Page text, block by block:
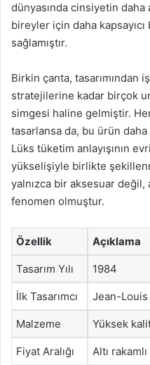
dünyasında cinsiyetin
bireyler için daha
sağlamıştır.
Birkin çanta, tasarımından
stratejilerine kadar birçok
simgesi haline gelmiştir.
tasarlansa da, bu ürün daha
Lüks tüketim anlayışının
yükselişiyle birlikte
yalnızca bir aksesuar değil,
fenomen olmuştur.
Özellik Açıklama
Tasarım Yılı 1984
İlk Tasarımcı Jean-Louis
Malzeme Yüksek
Fiyat Aralığı Altı